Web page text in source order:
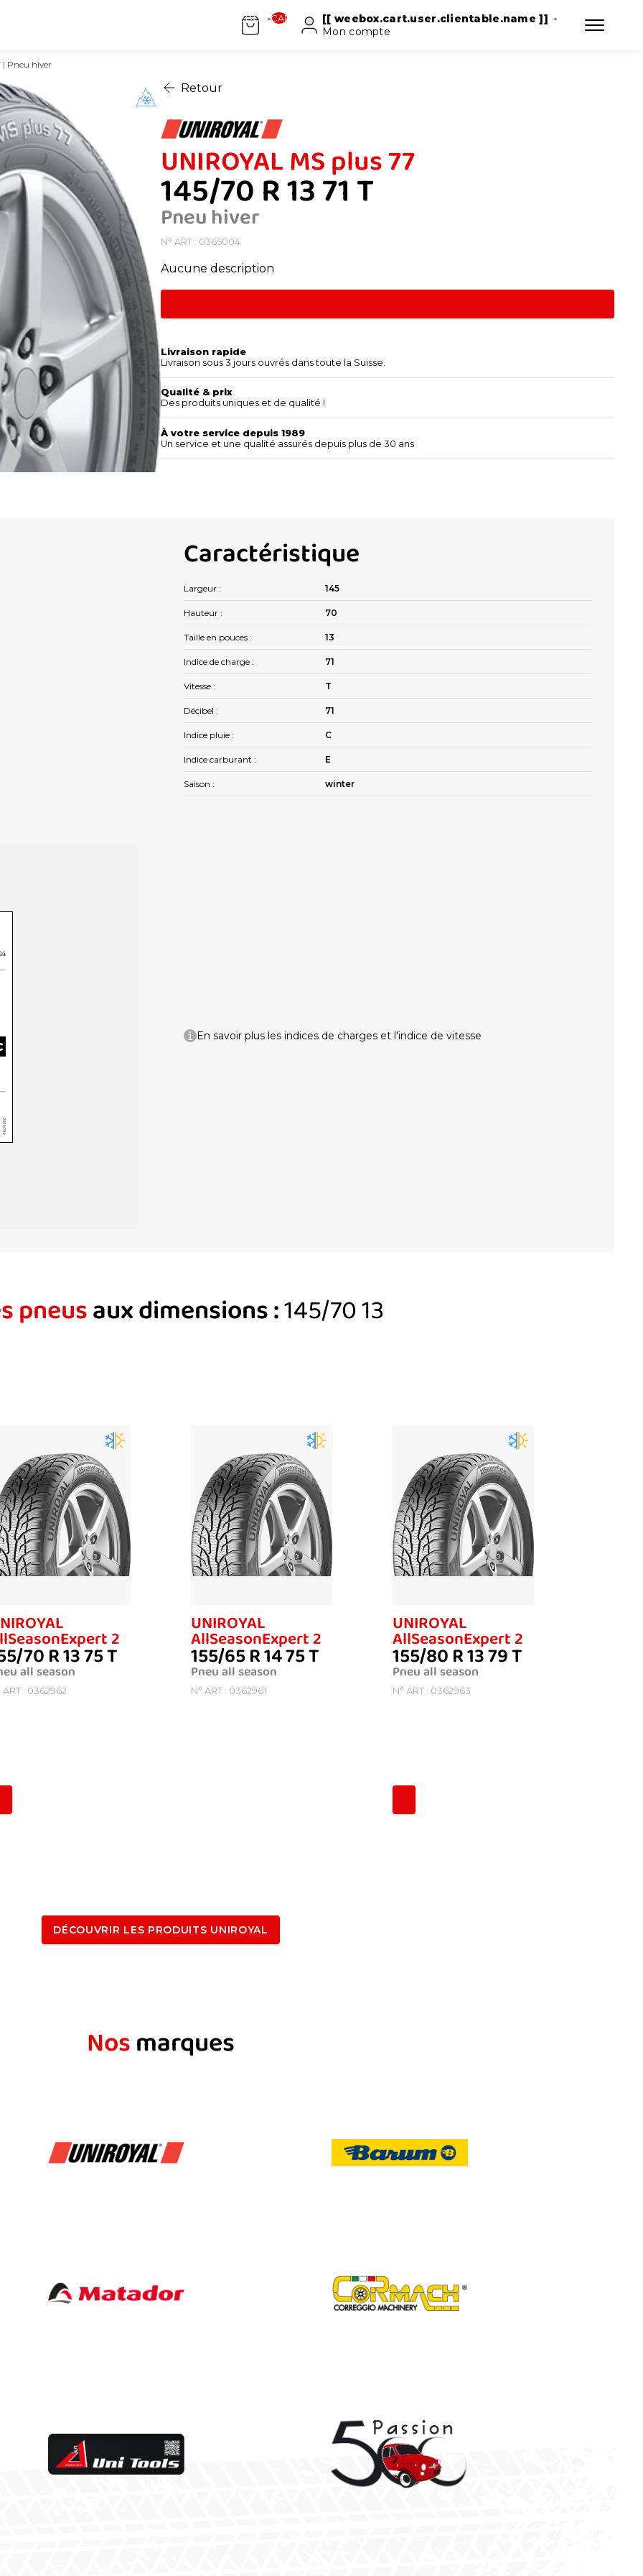
[[ WEEBOX.CART.COUNT ]][[ weebox.cart.user.clientable.name ]]
Mon compte
| Pneu hiver
Retour
UNIROYAL MS plus 77
145/70 R 13 71 T
Pneu hiver
N° ART : 0365004
Aucune description
Livraison rapide
Livraison sous 3 jours ouvrés dans toute la Suisse.
Qualité & prix
Des produits uniques et de qualité !
À votre service depuis 1989
Un service et une qualité assurés depuis plus de 30 ans
Caractéristique
Largeur : 145
Hauteur : 70
Taille en pouces : 13
Indice de charge : 71
Vitesse : T
Décibel : 71
Indice pluie : C
Indice carburant : E
Saison : winter
En savoir plus les indices de charges et l'indice de vitesse
pneusaux dimensions :145/70 13
2
70 R 13 75 T
all season
ART : 0362962
UNIROYAL
AllSeasonExpert 2
155/65 R 14 75 T
Pneu all season
N° ART : 0362961
UNIROYAL
AllSeasonExpert 2
155/80 R 13 79 T
Pneu all season
N° ART : 0362963
DÉCOUVRIR LES PRODUITS UNIROYAL
Nosmarques